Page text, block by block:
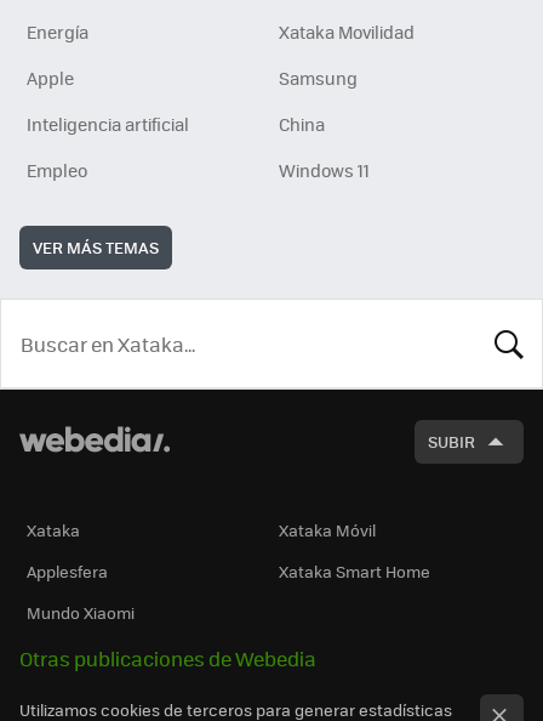
Energía
Xataka Movilidad
Apple
Samsung
Inteligencia artificial
China
Empleo
Windows 11
VER MÁS TEMAS
SUBIR
Xataka
Xataka Móvil
Applesfera
Xataka Smart Home
Mundo Xiaomi
Otras publicaciones de Webedia
Utilizamos cookies de terceros para generar estadísticas